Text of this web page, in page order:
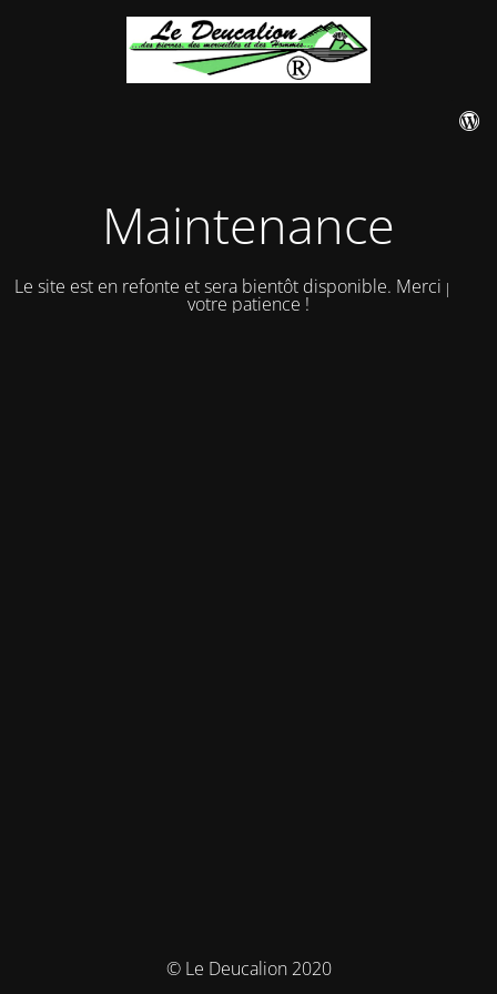
Maintenance
Le site est en refonte et sera bientôt disponible. Merci pour
votre patience !
© Le Deucalion 2020